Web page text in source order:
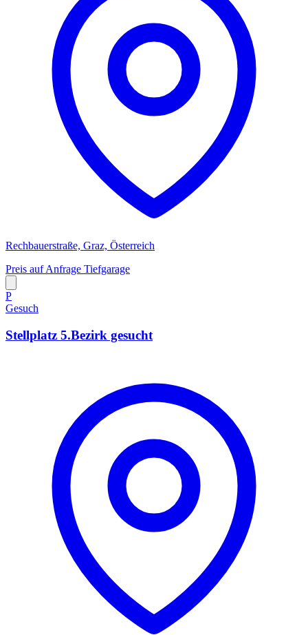
Rechbauerstraße, Graz, Österreich
Preis auf Anfrage Tiefgarage
P
Gesuch
Stellplatz 5.Bezirk gesucht